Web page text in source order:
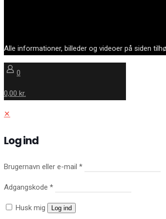
Alle informationer, billeder og videoer på siden
0
0,00 kr.
✕
Log ind
Brugernavn eller e-mail *
Adgangskode *
Husk mig Log ind